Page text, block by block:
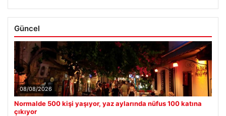
Güncel
08/08/2026
Normalde 500 kişi yaşıyor, yaz aylarında nüfus 100 katına
çıkıyor